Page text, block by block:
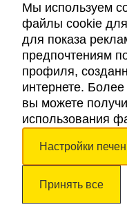
Авторские права © 2026.
Мы используем
файлы cookie для
для показа
предпочтениям
профиля,
интернете.
вы можете
использования
Настройки
Принять все